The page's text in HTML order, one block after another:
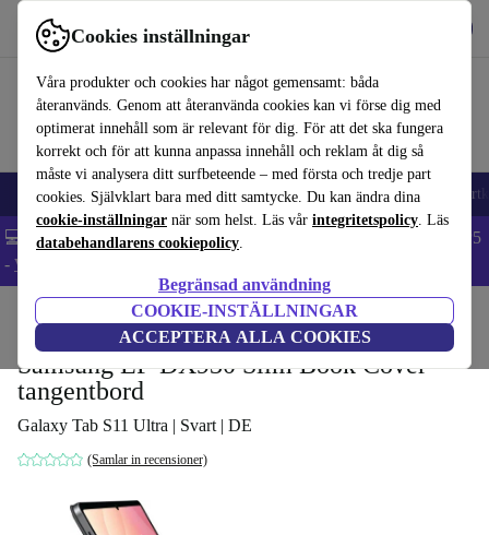
Cookies inställningar
Våra produkter och cookies har något gemensamt: båda
återanvänds. Genom att återanvända cookies kan vi förse dig med
optimerat innehåll som är relevant för dig. För att det ska fungera
korrekt och för att kunna anpassa innehåll och reklam åt dig så
måste vi analysera ditt surfbeteende – med första och tredje part
cookies. Självklart bara med ditt samtycke. Du kan ändra dina
cookie-inställningar när som helst. Läs vår integritetspolicy. Läs
databehandlarens cookiepolicy.
Begränsad användning
COOKIE-INSTÄLLNINGAR
ACCEPTERA ALLA COOKIES
Använd refurbed snabbt och enkelt
🎒 Back to school Mobiltelefoner Bärbara datorer Surfplattor
💻 Extra 5% rabatt på alla MacBooks och laptops - Code: LAPTOP5
- Villkor
Tillbehör
Samsung EF-DX930 Slim Book Cover-
tangentbord
Galaxy Tab S11 Ultra | Svart | DE
(Samlar in recensioner)